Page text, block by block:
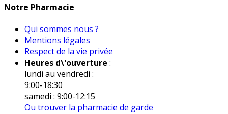
Notre Pharmacie
Qui sommes nous ?
Mentions légales
Respect de la vie privée
Heures d\'ouverture :
lundi au vendredi :
9:00-18:30
samedi : 9:00-12:15
Ou trouver la pharmacie de garde